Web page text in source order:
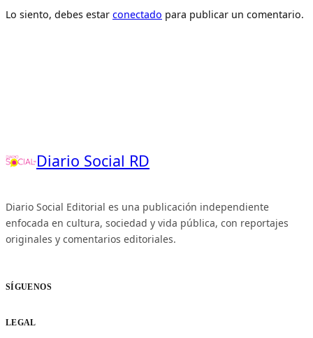
Lo siento, debes estar conectado para publicar un comentario.
Diario Social RD
Diario Social Editorial es una publicación independiente
enfocada en cultura, sociedad y vida pública, con reportajes
originales y comentarios editoriales.
SÍGUENOS
LEGAL